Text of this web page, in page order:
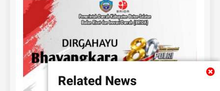
Related News